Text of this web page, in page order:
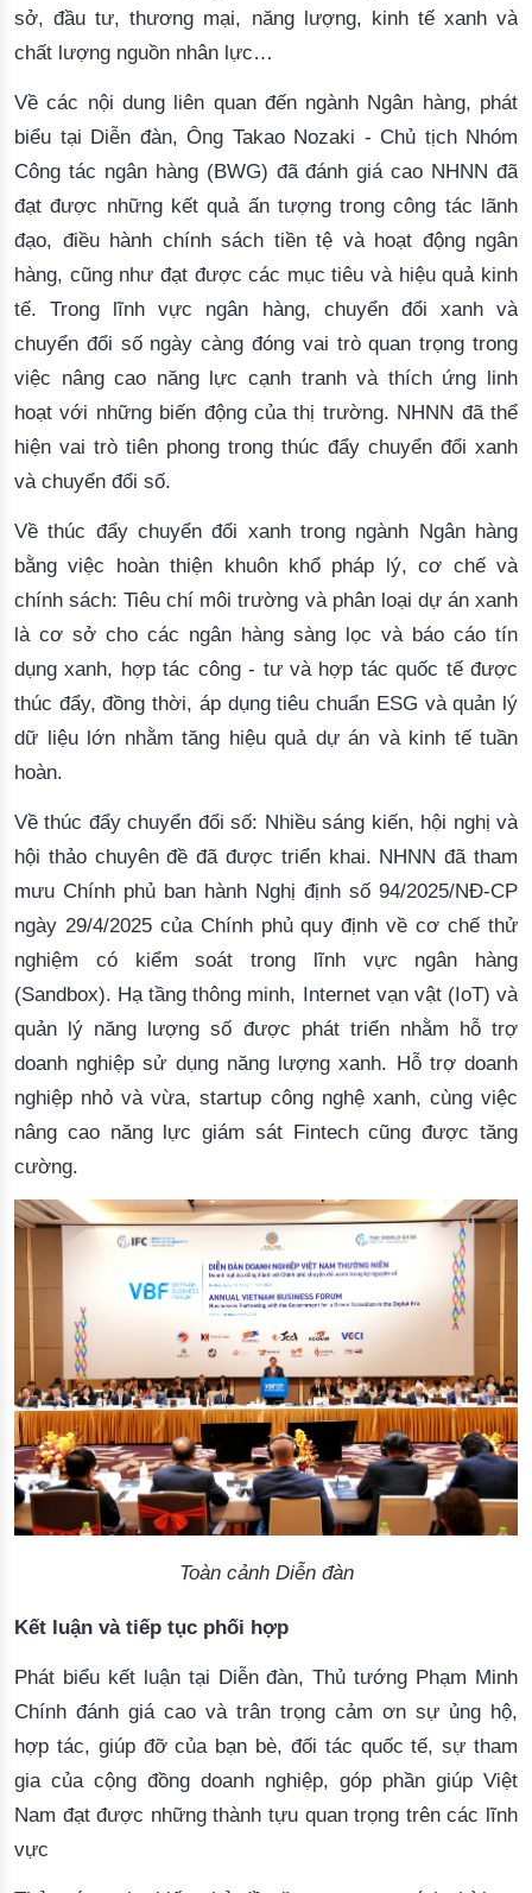
sở, đầu tư, thương mại, năng lượng, kinh tế xanh và
chất lượng nguồn nhân lực…
Về các nội dung liên quan đến ngành Ngân hàng, phát
biểu tại Diễn đàn, Ông Takao Nozaki - Chủ tịch Nhóm
Công tác ngân hàng (BWG) đã đánh giá cao NHNN đã
đạt được những kết quả ấn tượng trong công tác lãnh
đạo, điều hành chính sách tiền tệ và hoạt động ngân
hàng, cũng như đạt được các mục tiêu và hiệu quả kinh
tế. Trong lĩnh vực ngân hàng, chuyển đổi xanh và
chuyển đổi số ngày càng đóng vai trò quan trọng trong
việc nâng cao năng lực cạnh tranh và thích ứng linh
hoạt với những biến động của thị trường. NHNN đã thể
hiện vai trò tiên phong trong thúc đẩy chuyển đổi xanh
và chuyển đổi số.
Về thúc đẩy chuyển đổi xanh trong ngành Ngân hàng
bằng việc hoàn thiện khuôn khổ pháp lý, cơ chế và
chính sách: Tiêu chí môi trường và phân loại dự án xanh
là cơ sở cho các ngân hàng sàng lọc và báo cáo tín
dụng xanh, hợp tác công - tư và hợp tác quốc tế được
thúc đẩy, đồng thời, áp dụng tiêu chuẩn ESG và quản lý
dữ liệu lớn nhằm tăng hiệu quả dự án và kinh tế tuần
hoàn.
Về thúc đẩy chuyển đổi số: Nhiều sáng kiến, hội nghị và
hội thảo chuyên đề đã được triển khai. NHNN đã tham
mưu Chính phủ ban hành Nghị định số 94/2025/NĐ-CP
ngày 29/4/2025 của Chính phủ quy định về cơ chế thử
nghiệm có kiểm soát trong lĩnh vực ngân hàng
(Sandbox). Hạ tầng thông minh, Internet vạn vật (IoT) và
quản lý năng lượng số được phát triển nhằm hỗ trợ
doanh nghiệp sử dụng năng lượng xanh. Hỗ trợ doanh
nghiệp nhỏ và vừa, startup công nghệ xanh, cùng việc
nâng cao năng lực giám sát Fintech cũng được tăng
cường.
Toàn cảnh Diễn đàn
Kết luận và tiếp tục phối hợp
Phát biểu kết luận tại Diễn đàn, Thủ tướng Phạm Minh
Chính đánh giá cao và trân trọng cảm ơn sự ủng hộ,
hợp tác, giúp đỡ của bạn bè, đối tác quốc tế, sự tham
gia của cộng đồng doanh nghiệp, góp phần giúp Việt
Nam đạt được những thành tựu quan trọng trên các lĩnh
vực